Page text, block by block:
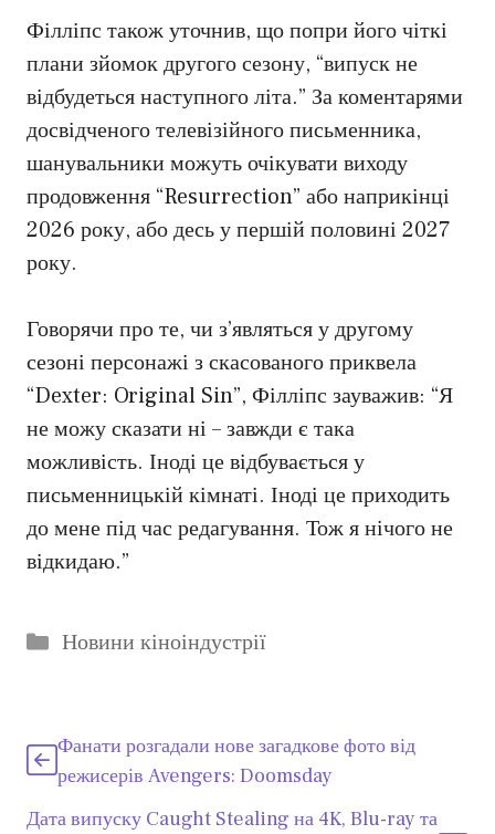
Філліпс також уточнив, що попри його чіткі
плани зйомок другого сезону, “випуск не
відбудеться наступного літа.” За коментарями
досвідченого телевізійного письменника,
шанувальники можуть очікувати виходу
продовження “Resurrection” або наприкінці
2026 року, або десь у першій половині 2027
року.
Говорячи про те, чи з’являться у другому
сезоні персонажі з скасованого приквела
“Dexter: Original Sin”, Філліпс зауважив: “Я
не можу сказати ні – завжди є така
можливість. Іноді це відбувається у
письменницькій кімнаті. Іноді це приходить
до мене під час редагування. Тож я нічого не
відкидаю.”
Категорії
Новини кіноіндустрії
Фанати розгадали нове загадкове фото від
режисерів Avengers: Doomsday
Дата випуску Caught Stealing на 4K, Blu-ray та